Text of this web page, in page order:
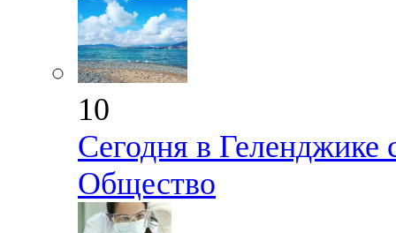
10
Сегодня в Геленджике
Общество